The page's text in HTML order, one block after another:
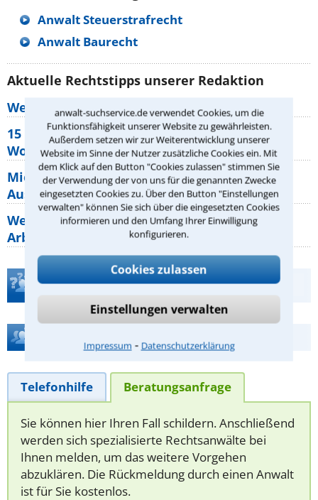
anwalt-suchservice.de verwendet Cookies, um die
Funktionsfähigkeit unserer Website zu gewährleisten.
Außerdem setzen wir zur Weiterentwicklung unserer
Website im Sinne der Nutzer zusätzliche Cookies ein. Mit
dem Klick auf den Button "Cookies zulassen" stimmen Sie
der Verwendung der von uns für die genannten Zwecke
eingesetzten Cookies zu. Über den Button "Einstellungen
verwalten" können Sie sich über die eingesetzten Cookies
informieren und den Umfang Ihrer Einwilligung
konfigurieren.
Cookies zulassen
Einstellungen verwalten
Impressum ⁃ Datenschutzerklärung
Anwalt Steuerstrafrecht
Anwalt Baurecht
Aktuelle Rechtstipps unserer Redaktion
Wer muss Zweitwohnungssteuer zahlen?
15 elementare Rechte, die jeder
Wohnungseigentümer kennen sollte
Mietpreisbremse 2026: Alle Regeln,
Ausnahmen und Rechte für Mieter
Welche Regeln für Teilnahme, Urlaub,
Arbeitszeit gelten beim
Teste Dein Rechtswissen
Telefonhilfe Beratungsanfrage
Sie können hier Ihren Fall schildern. Anschließend
werden sich spezialisierte Rechtsanwälte bei
Ihnen melden, um das weitere Vorgehen
abzuklären. Die Rückmeldung durch einen Anwalt
ist für Sie kostenlos.